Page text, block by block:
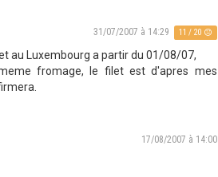
31/07/2007 à 14:29 11 / 20
au Luxembourg a partir du 01/08/07,
fromage, le filet est d'apres mes
17/08/2007 à 14:00